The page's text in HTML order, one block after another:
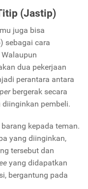
(Jastip)
juga bisa
sebagai cara
dua pekerjaan
perantara antara
bergerak secara
diinginkan pembeli.
kepada teman.
yang diinginkan,
tersebut dan
yang didapatkan
bergantung pada